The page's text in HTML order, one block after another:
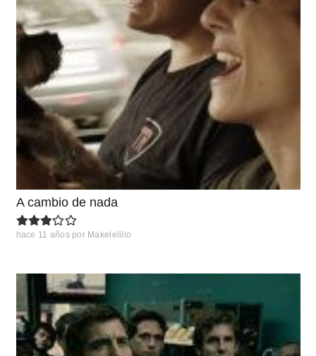
A cambio de nada
hace 11 años por Makelelillo